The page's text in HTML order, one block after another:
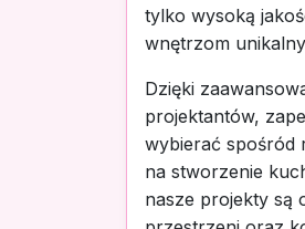
tylko wysoką
wnętrzom
Dzięki
projektantów,
wybierać spośród
na stworzenie
nasze projekty są